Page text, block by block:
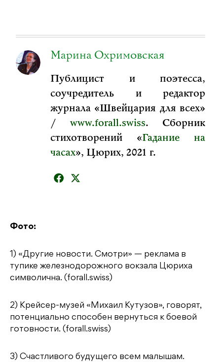
Марина Охримовская
Публицист и поэтесса,
соучредитель и редактор
журнала «Швейцария для всех»
/ www.forall.swiss. Сборник
стихотворений «Гадание на
часах», Цюрих, 2021 г.
Фото:
1) «Другие новости. Смотри» — реклама в
тупике железнодорожного вокзала Цюриха
символична. (forall.swiss)
2) Крейсер-музей «Михаил Кутузов», говорят,
потенциально способен вернуться к боевой
готовности. (forall.swiss)
3) Счастливого будущего всем малышам.